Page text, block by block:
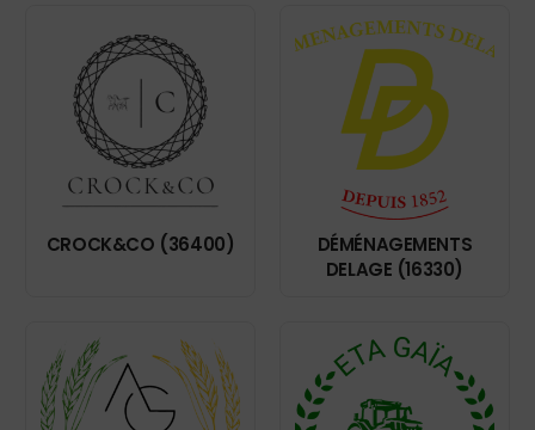
CROCK&CO (36400)
DÉMÉNAGEMENTS
DELAGE (16330)